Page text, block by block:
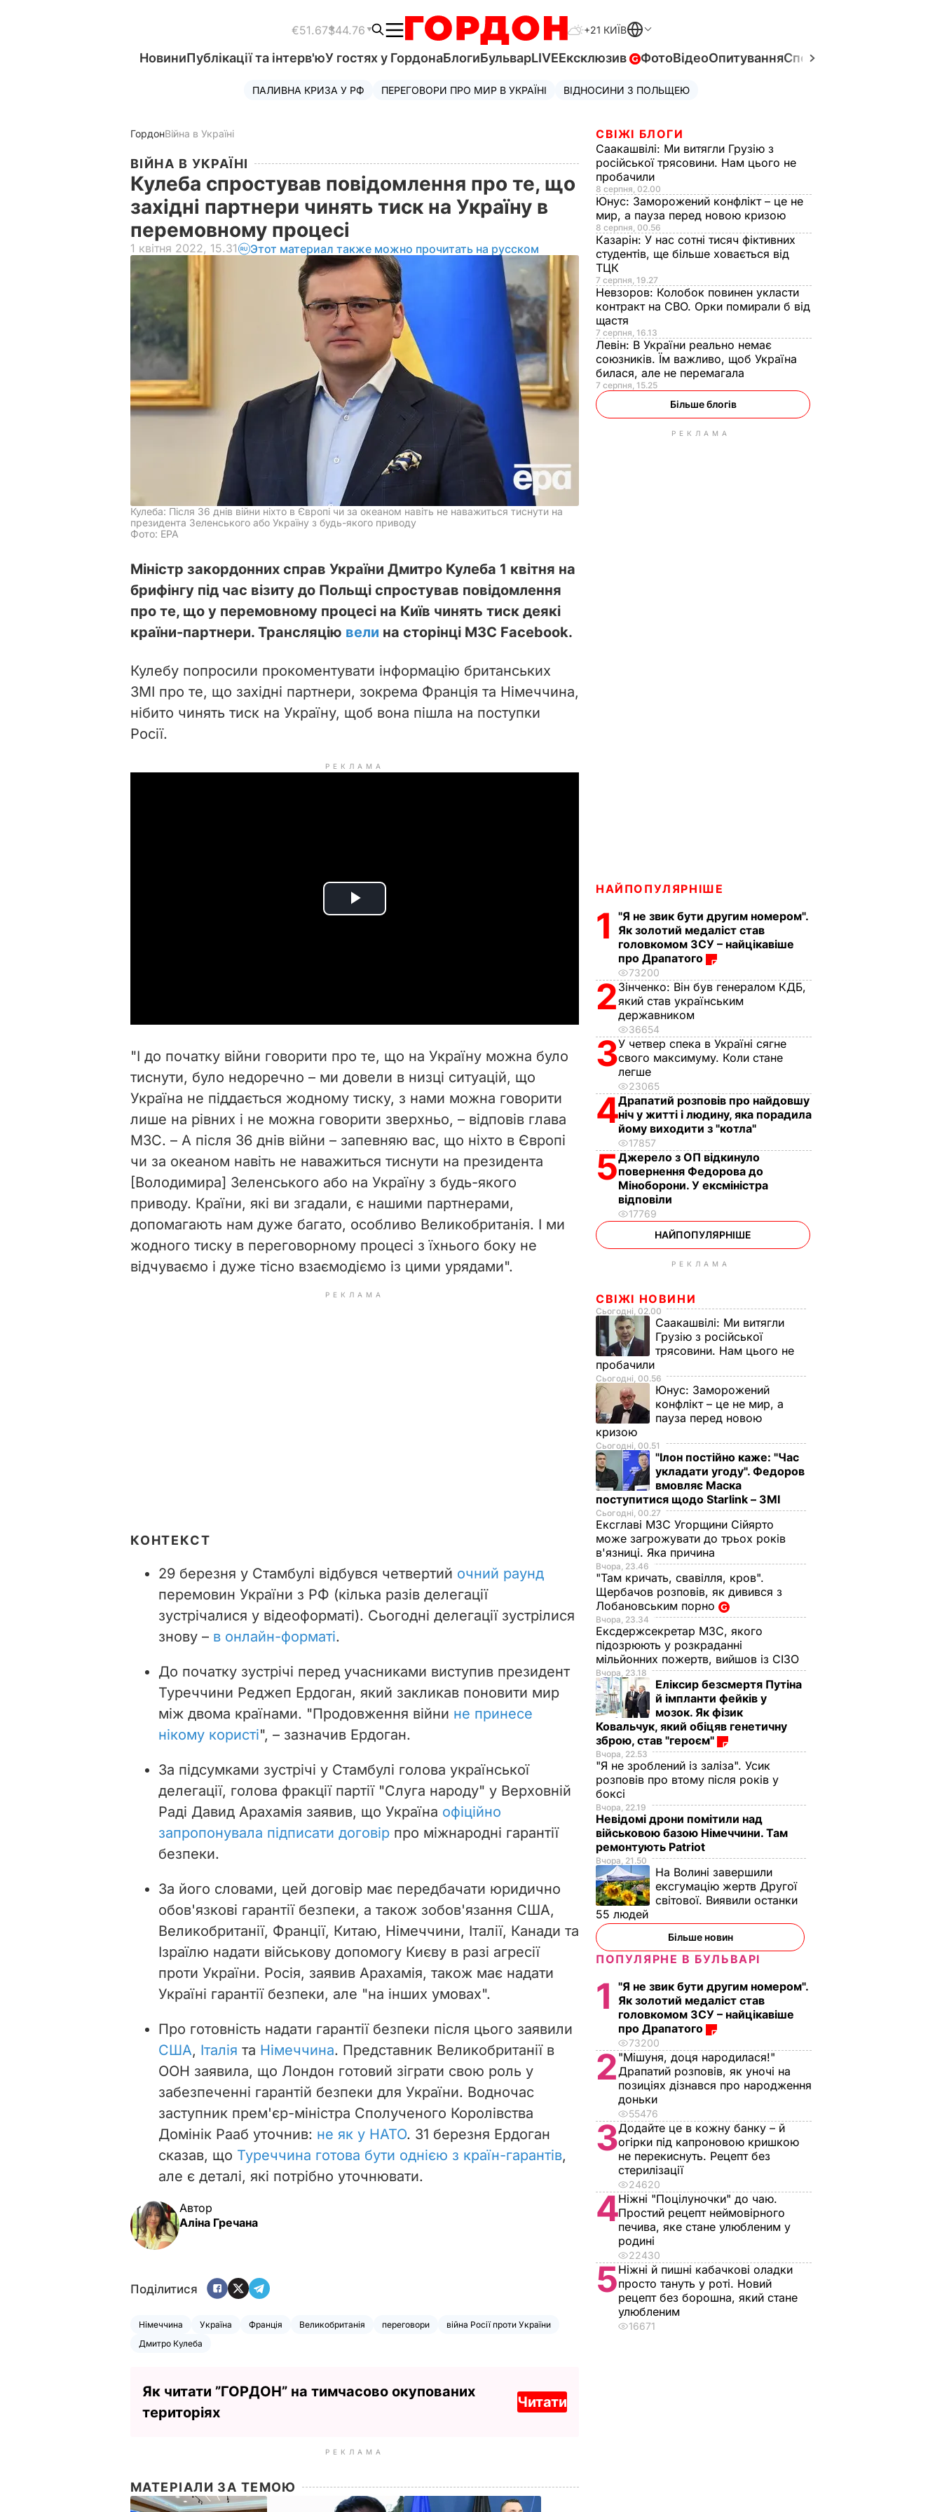
€51.67$44.76 +21 КИЇВ
НовиниПублікації та інтерв'юУ гостях у ГордонаБлогиБульварLIVEЕксклюзив ФотоВідеоОпитуванняСпецпроєкти
ПАЛИВНА КРИЗА У РФ ПЕРЕГОВОРИ ПРО МИР В УКРАЇНІ ВІДНОСИНИ З ПОЛЬЩЕЮ
ГордонВійна в Україні
ВІЙНА В УКРАЇНІ
Кулеба спростував повідомлення про те, що
західні партнери чинять тиск на Україну в
перемовному процесі
1 квітня 2022, 15.31 Этот материал также можно прочитать на русском
Кулеба: Після 36 днів війни ніхто в Європі чи за океаном навіть не наважиться тиснути на
президента Зеленського або Україну з будь-якого приводу
Фото: ЕРА
Міністр закордонних справ України Дмитро Кулеба 1 квітня на
брифінгу під час візиту до Польщі спростував повідомлення
про те, що у перемовному процесі на Київ чинять тиск деякі
країни-партнери. Трансляцію вели на сторінці МЗС Facebook.
Кулебу попросили прокоментувати інформацію британських
ЗМІ про те, що західні партнери, зокрема Франція та Німеччина,
нібито чинять тиск на Україну, щоб вона пішла на поступки
Росії.
РЕКЛАМА
P
i
d
e
o
"І до початку війни говорити про те, що на Україну можна було
тиснути, було недоречно – ми довели в низці ситуацій, що
Україна не піддається жодному тиску, з нами можна говорити
лише на рівних і не можна говорити зверхньо, – відповів глава
МЗС. – А після 36 днів війни – запевняю вас, що ніхто в Європі
чи за океаном навіть не наважиться тиснути на президента
[Володимира] Зеленського або на Україну з будь-якого
приводу. Країни, які ви згадали, є нашими партнерами,
допомагають нам дуже багато, особливо Великобританія. І ми
жодного тиску в переговорному процесі з їхнього боку не
відчуваємо і дуже тісно взаємодіємо із цими урядами".
РЕКЛАМА
КОНТЕКСТ
29 березня у Стамбулі відбувся четвертий очний раунд
перемовин України з РФ (кілька разів делегації
зустрічалися у відеоформаті). Сьогодні делегації зустрілися
знову – в онлайн-форматі.
До початку зустрічі перед учасниками виступив президент
Туреччини Реджеп Ердоган, який закликав поновити мир
між двома країнами. "Продовження війни не принесе
нікому користі", – зазначив Ердоган.
За підсумками зустрічі у Стамбулі голова української
делегації, голова фракції партії "Слуга народу" у Верховній
Раді Давид Арахамія заявив, що Україна офіційно
запропонувала підписати договір про міжнародні гарантії
безпеки.
За його словами, цей договір має передбачати юридично
обов'язкові гарантії безпеки, а також зобов'язання США,
Великобританії, Франції, Китаю, Німеччини, Італії, Канади та
Ізраїлю надати військову допомогу Києву в разі агресії
проти України. Росія, заявив Арахамія, також має надати
Україні гарантії безпеки, але "на інших умовах".
Про готовність надати гарантії безпеки після цього заявили
США, Італія та Німеччина. Представник Великобританії в
ООН заявила, що Лондон готовий зіграти свою роль у
забезпеченні гарантій безпеки для України. Водночас
заступник прем'єр-міністра Сполученого Королівства
Домінік Рааб уточнив: не як у НАТО. 31 березня Ердоган
сказав, що Туреччина готова бути однією з країн-гарантів,
але є деталі, які потрібно уточнювати.
Автор
Аліна Гречана
Поділитися
Німеччина Україна Франція Великобританія переговори
війна Росії проти України
Дмитро Кулеба
Як читати ”ГОРДОН” на тимчасово окупованих
територіях
Читати
РЕКЛАМА
МАТЕРІАЛИ ЗА ТЕМОЮ
СВІЖІ БЛОГИ
Саакашвілі: Ми витягли Грузію з
російської трясовини. Нам цього не
пробачили
8 серпня, 02.00
Юнус: Заморожений конфлікт – це не
мир, а пауза перед новою кризою
8 серпня, 00.56
Казарін: У нас сотні тисяч фіктивних
студентів, ще більше ховається від
ТЦК
7 серпня, 19.27
Невзоров: Колобок повинен укласти
контракт на СВО. Орки помирали б від
щастя
7 серпня, 16.13
Левін: В України реально немає
союзників. Їм важливо, щоб Україна
билася, але не перемагала
7 серпня, 15.25
Більше блогів
РЕКЛАМА
НАЙПОПУЛЯРНІШЕ
1
"Я не звик бути другим номером".
Як золотий медаліст став
головкомом ЗСУ – найцікавіше
про Драпатого
73200
2 Зінченко: Він був генералом КДБ,
який став українським
державником
36654
3У четвер спека в Україні сягне
свого максимуму. Коли стане
легше
23065
4Драпатий розповів про найдовшу
ніч у житті і людину, яка порадила
йому виходити з "котла"
17857
5Джерело з ОП відкинуло
повернення Федорова до
Міноборони. У ексміністра
відповіли
17769
НАЙПОПУЛЯРНІШЕ
РЕКЛАМА
СВІЖІ НОВИНИ
Сьогодні, 02.00
Саакашвілі: Ми витягли
Грузію з російської
трясовини. Нам цього не
пробачили
Сьогодні, 00.56
Юнус: Заморожений
конфлікт – це не мир, а
пауза перед новою
кризою
Сьогодні, 00.51
"Ілон постійно каже: "Час
укладати угоду". Федоров
вмовляє Маска
поступитися щодо Starlink – ЗМІ
Сьогодні, 00.27
Ексглаві МЗС Угорщини Сійярто
може загрожувати до трьох років
в'язниці. Яка причина
Вчора, 23.46
"Там кричать, свавілля, кров".
Щербачов розповів, як дивився з
Лобановським порно
Вчора, 23.34
Ексдержсекретар МЗС, якого
підозрюють у розкраданні
мільйонних пожертв, вийшов із СІЗО
Вчора, 23.18
Еліксир безсмертя Путіна
й імпланти фейків у
мозок. Як фізик
Ковальчук, який обіцяв генетичну
зброю, став "героєм"
Вчора, 22.53
"Я не зроблений із заліза". Усик
розповів про втому після років у
боксі
Вчора, 22.19
Невідомі дрони помітили над
військовою базою Німеччини. Там
ремонтують Patriot
Вчора, 21.50
На Волині завершили
ексгумацію жертв Другої
світової. Виявили останки
55 людей
Більше новин
ПОПУЛЯРНЕ В БУЛЬВАРІ
1
"Я не звик бути другим номером".
Як золотий медаліст став
головкомом ЗСУ – найцікавіше
про Драпатого
73200
2 "Мішуня, доця народилася!"
Драпатий розповів, як уночі на
позиціях дізнався про народження
доньки
55476
3Додайте це в кожну банку – й
огірки під капроновою кришкою
не перекиснуть. Рецепт без
стерилізації
24620
4Ніжні "Поцілуночки" до чаю.
Простий рецепт неймовірного
печива, яке стане улюбленим у
родині
22430
5Ніжні й пишні кабачкові оладки
просто тануть у роті. Новий
рецепт без борошна, який стане
улюбленим
16671